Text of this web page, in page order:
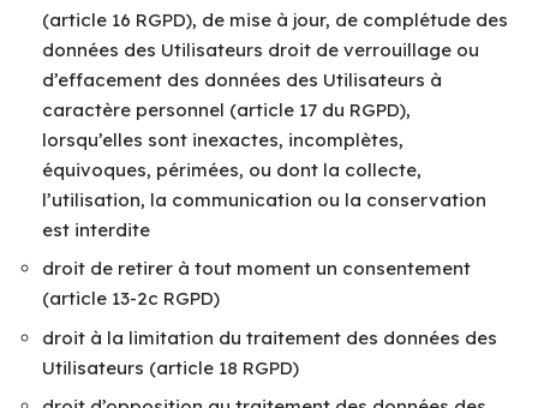
(article 16 RGPD), de mise à jour, de complétude des
données des Utilisateurs droit de verrouillage ou
d’effacement des données des Utilisateurs à
caractère personnel (article 17 du RGPD),
lorsqu’elles sont inexactes, incomplètes,
équivoques, périmées, ou dont la collecte,
l’utilisation, la communication ou la conservation
est interdite
droit de retirer à tout moment un consentement
(article 13-2c RGPD)
droit à la limitation du traitement des données des
Utilisateurs (article 18 RGPD)